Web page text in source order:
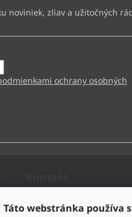
Táto webstránka používa
ochrany osobných
bbtechnik